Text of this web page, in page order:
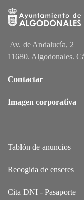
Av. de Andalucía, 2
11680. Algodonales.
Contactar
Imagen corporativa
Tablón de anuncios
Recogida de enseres
Cita DNI - Pasaporte